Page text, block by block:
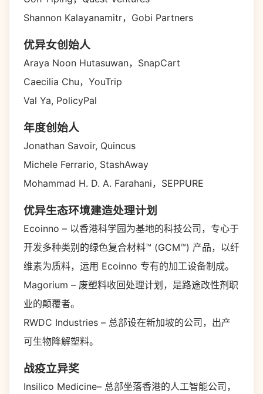
Shannon Kalayanamitr，Gobi Partners
优异女创始人
Araya Noon Hutasuwan，SnapCart
Caecilia Chu，YouTrip
Val Ya, PolicyPal
年度创始人
Jonathan Savoir, Quincus
Michele Ferrario, StashAway
Mohammad H. D. A. Farahani，SEPPURE
优异生态环境建造处理计划
Ecoinno – 以香港科学园为基地的科技公司，专心于
开发多种类别的绿色复合材料™️ (GCM™️) 产品，以纤
维素为质料，运用 Ecoinno 专有的加工设备制成。
Magorium – 废塑料收回处理计划，是路途改性剂职
业的颠覆者。
RWDC Industries – 总部设在新加坡的公司，出产
可生物降解塑料。
战疫立异奖
Insilico Medicine– 总部坐落香港的人工智能公司，